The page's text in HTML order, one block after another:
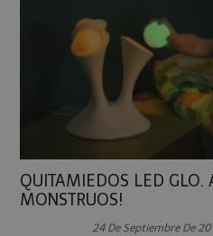
QUITAMIEDOS LED GLO.
MONSTRUOS!
24 De Septiembre De